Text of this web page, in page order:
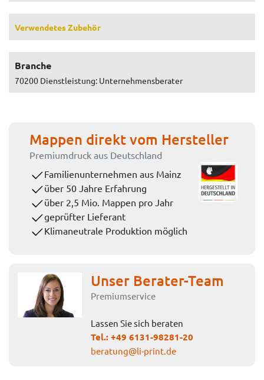
Verwendetes Zubehör
Branche
70200 Dienstleistung: Unternehmensberater
Mappen direkt vom Hersteller
Premiumdruck aus Deutschland
Familienunternehmen aus Mainz
über 50 Jahre Erfahrung
über 2,5 Mio. Mappen pro Jahr
geprüfter Lieferant
Klimaneutrale Produktion möglich
Unser Berater-Team
Premiumservice
Lassen Sie sich beraten
Tel.:+49 6131-98281-20
beratung@li-print.de